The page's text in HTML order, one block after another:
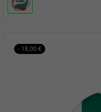
- 18,00 €